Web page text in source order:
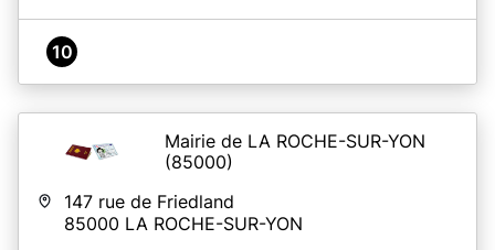
10
Mairie de LA ROCHE-SUR-YON
(85000)
147 rue de Friedland
85000 LA ROCHE-SUR-YON